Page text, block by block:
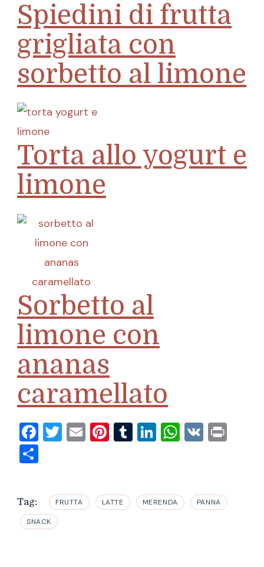
Spiedini di frutta
grigliata con
sorbetto al limone
Torta allo yogurt e
limone
Sorbetto al
limone con
ananas
caramellato
Facebook
Twitter
EmailPinterest
Tumblr
LinkedIn
VK
Tag: FRUTTA LATTE MERENDA PANNA
SNACK